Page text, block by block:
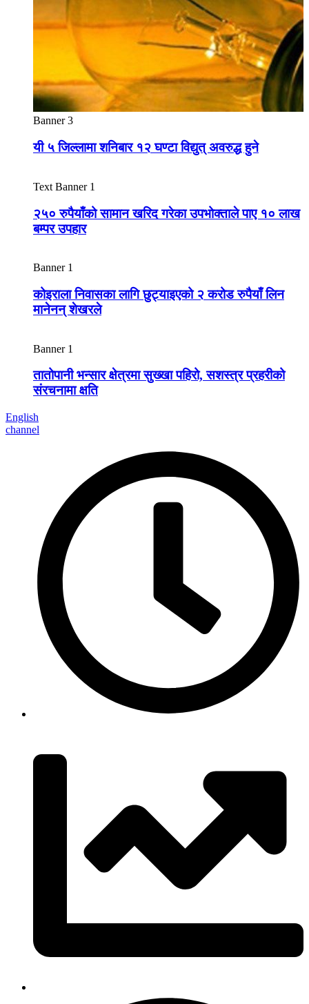
Banner 3
यी ५ जिल्लामा शनिबार १२ घण्टा विद्युत् अवरुद्ध हुने
Text Banner 1
२५० रुपैयाँको सामान खरिद गरेका उपभोक्ताले पाए १० लाख
बम्पर उपहार
Banner 1
कोइराला निवासका लागि छुट्याइएको २ करोड रुपैयाँ लिन
मानेनन् शेखरले
Banner 1
तातोपानी भन्सार क्षेत्रमा सुख्खा पहिरो, सशस्त्र प्रहरीको
संरचनामा क्षति
English
channel